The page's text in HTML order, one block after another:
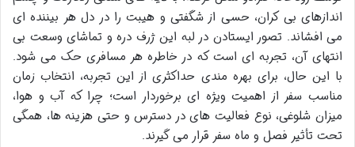
اندازهای بی کران، حسی از شگفتی و هیبت را در دل هر بیننده ای
می افشاند. تصور ایستادن در لبه این ژرف دره و تماشای وسعت بی
انتهای آن، تجربه ای است که در خاطره هر مسافری حک می شود.
با این حال، برای بهره مندی حداکثری از این تجربه، انتخاب زمان
مناسب سفر از اهمیت ویژه ای برخوردار است؛ چرا که آب و هوا،
میزان شلوغی، نوع فعالیت های در دسترس و حتی هزینه ها، همگی
تحت تأثیر فصل و ماه سفر قرار می گیرند.